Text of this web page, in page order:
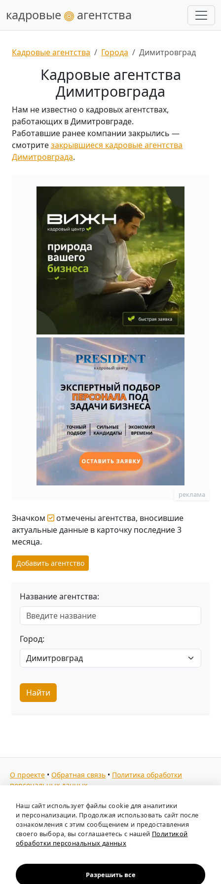
кадровые агентства
Кадровые агентства Города Димитровград
Кадровые агентства
Димитровграда
Нам не известно о кадровых агентствах,
работающих в Димитровграде.
Работавшие ранее компании закрылись —
смотритезакрывшиеся кадровые агентства
Димитровграда.
реклама
Значком
отмечены агентства, вносившие
актуальные данные в карточку последние 3
месяца.
Добавить агентство
Название агентства:
Город:
Найти
О проекте • Обратная связь • Политика обработки
персональных данных
Мы собираем отзывы, составляем рейтинги и
предоставляем всю информацию о кадровых агентствах
России. Также анализируем ключевые тенденции рынка
труда: отслеживаем динамику зарплат, уровень
безработицы и общую обстановку в отрасли, чтобы вы
Независимый портал-справочник«Кадровые агентства
Наш сайт использует файлы cookie для аналитики
и персонализации. Продолжая использовать сайт после
ознакомления с этим сообщением и предоставления
своего выбора, вы соглашаетесь с нашей Политикой
обработки персональных данных
Разрешить все